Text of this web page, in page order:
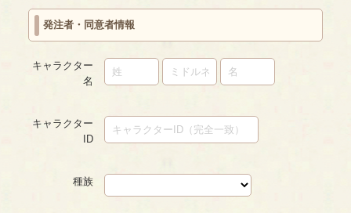
ジ
ジ
発注者・同意者情報
キャラクター
名
キャラクター
ID
種族